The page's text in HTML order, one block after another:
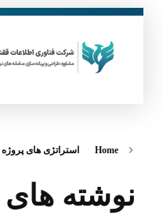
Home استراتژی های پروژه
نوشته